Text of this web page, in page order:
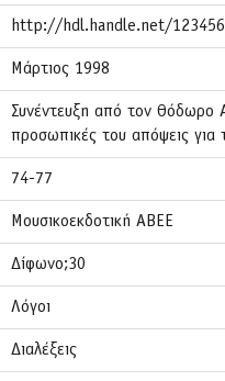
http://hdl.handle.net/
Μάρτιος 1998
Συνέντευξη από τον Θόδωρο
προσωπικές του απόψεις για
74-77
Μουσικοεκδοτική ΑΒΕΕ
Δίφωνο;30
Λόγοι
Διαλέξεις